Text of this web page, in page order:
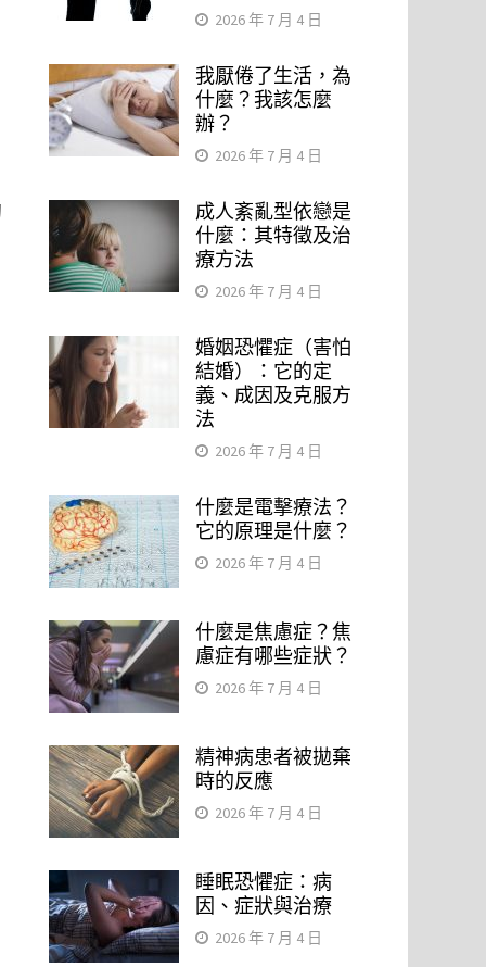
2026 年 7 月 4 日
我厭倦了生活，為
什麼？我該怎麼
辦？
2026 年 7 月 4 日
成人紊亂型依戀是
什麼：其特徵及治
療方法
2026 年 7 月 4 日
婚姻恐懼症（害怕
結婚）：它的定
義、成因及克服方
法
2026 年 7 月 4 日
什麼是電擊療法？
它的原理是什麼？
2026 年 7 月 4 日
什麼是焦慮症？焦
慮症有哪些症狀？
2026 年 7 月 4 日
精神病患者被拋棄
時的反應
2026 年 7 月 4 日
睡眠恐懼症：病
因、症狀與治療
2026 年 7 月 4 日